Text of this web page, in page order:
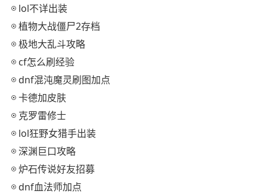
lol不详出装
植物大战僵尸2存档
极地大乱斗攻略
cf怎么刷经验
dnf混沌魔灵刷图加点
卡德加皮肤
克罗雷修士
lol狂野女猎手出装
深渊巨口攻略
炉石传说好友招募
dnf血法师加点